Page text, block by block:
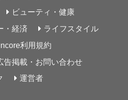
ビューティ・健康
・経済
ライフスタイル
利用規約
告掲載・お問い合わせ
運営者